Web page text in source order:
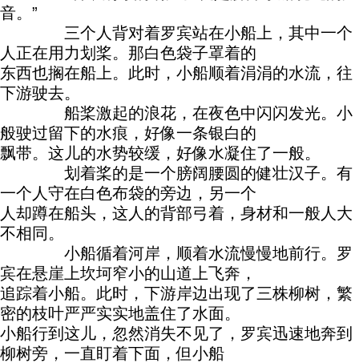
音。”
三个人背对着罗宾站在小船上，其中一个
人正在用力划桨。那白色袋子罩着的
东西也搁在船上。此时，小船顺着涓涓的水流，往
下游驶去。
船桨激起的浪花，在夜色中闪闪发光。小
般驶过留下的水痕，好像一条银白的
飘带。这儿的水势较缓，好像水凝住了一般。
划着桨的是一个膀阔腰圆的健壮汉子。有
一个人守在白色布袋的旁边，另一个
人却蹲在船头，这人的背部弓着，身材和一般人大
不相同。
小船循着河岸，顺着水流慢慢地前行。罗
宾在悬崖上坎坷窄小的山道上飞奔，
追踪着小船。此时，下游岸边出现了三株柳树，繁
密的枝叶严严实实地盖住了水面。
小船行到这儿，忽然消失不见了，罗宾迅速地奔到
柳树旁，一直盯着下面，但小船